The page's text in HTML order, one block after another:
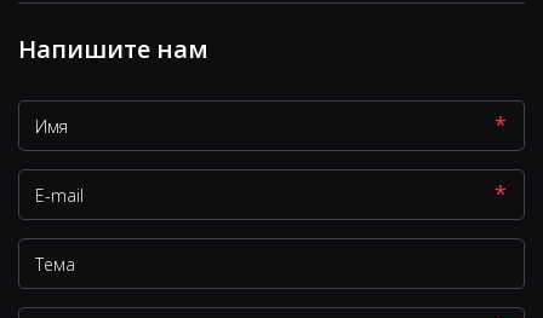
Напишите нам
*
*